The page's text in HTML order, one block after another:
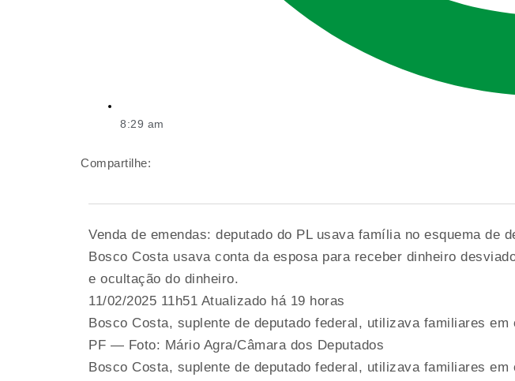
8:29 am
Compartilhe:
Venda de emendas: deputado do PL usava família no esquema de
Bosco Costa usava conta da esposa para receber dinheiro
e ocultação do dinheiro.
11/02/2025 11h51 Atualizado há 19 horas
Bosco Costa, suplente de deputado federal, utilizava familiares
PF — Foto: Mário Agra/Câmara dos Deputados
Bosco Costa, suplente de deputado federal, utilizava familiares